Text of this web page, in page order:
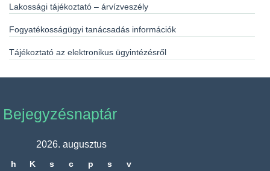
Lakossági tájékoztató – árvízveszély
Fogyatékosságügyi tanácsadás információk
Tájékoztató az elektronikus ügyintézésről
Bejegyzésnaptár
2026. augusztus
h K s c p s v